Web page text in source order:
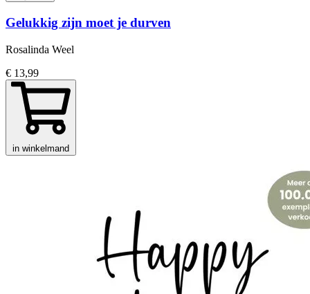
Gelukkig zijn moet je durven
Rosalinda Weel
€ 13,99
in winkelmand